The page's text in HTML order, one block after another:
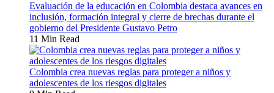
Evaluación de la educación en Colombia destaca avances en
inclusión, formación integral y cierre de brechas durante el
gobierno del Presidente Gustavo Petro
11 Min Read
Colombia crea nuevas reglas para proteger a niños y
adolescentes de los riesgos digitales